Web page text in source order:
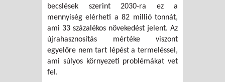
becslések szerint 2030-ra ez a
mennyiség elérheti a 82 millió tonnát,
ami 33 százalékos növekedést jelent. Az
újrahasznosítás mértéke viszont
egyelőre nem tart lépést a termeléssel,
ami súlyos környezeti problémákat vet
fel.